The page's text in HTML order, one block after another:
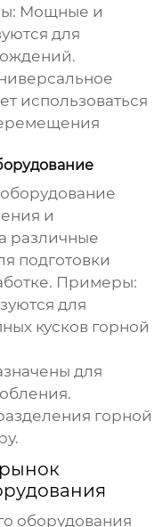
Мощные и
для
использоваться
и
различные
подготовки
Примеры:
для
кусков горной
для
горной
рынок
оборудования